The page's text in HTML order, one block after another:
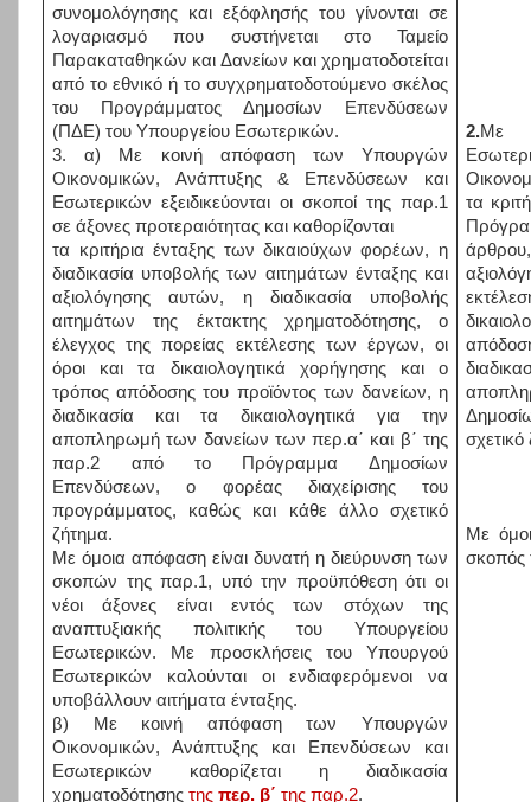
συνομολόγησης και εξόφλησής του γίνονται σε
λογαριασμό που συστήνεται στο Ταμείο
Παρακαταθηκών και Δανείων και χρηματοδοτείται
από το εθνικό ή το συγχρηματοδοτούμενο σκέλος
του Προγράμματος Δημοσίων Επενδύσεων
(ΠΔΕ) του Υπουργείου Εσωτερικών.
3. α) Με κοινή απόφαση των Υπουργών
Οικονομικών, Ανάπτυξης & Επενδύσεων και
Εσωτερικών εξειδικεύονται οι σκοποί της παρ.1
σε άξονες προτεραιότητας και καθορίζονται
τα κριτήρια ένταξης των δικαιούχων φορέων, η
διαδικασία υποβολής των αιτημάτων ένταξης και
αξιολόγησης αυτών, η διαδικασία υποβολής
αιτημάτων της έκτακτης χρηματοδότησης, ο
έλεγχος της πορείας εκτέλεσης των έργων, οι
όροι και τα δικαιολογητικά χορήγησης και ο
τρόπος απόδοσης του προϊόντος των δανείων, η
διαδικασία και τα δικαιολογητικά για την
αποπληρωμή των δανείων των περ.α΄ και β΄ της
παρ.2 από το Πρόγραμμα Δημοσίων
Επενδύσεων, ο φορέας διαχείρισης του
προγράμματος, καθώς και κάθε άλλο σχετικό
ζήτημα.
Με όμοια απόφαση είναι δυνατή η διεύρυνση των
σκοπών της παρ.1, υπό την προϋπόθεση ότι οι
νέοι άξονες είναι εντός των στόχων της
αναπτυξιακής πολιτικής του Υπουργείου
Εσωτερικών. Με προσκλήσεις του Υπουργού
Εσωτερικών καλούνται οι ενδιαφερόμενοι να
υποβάλλουν αιτήματα ένταξης.
β) Με κοινή απόφαση των Υπουργών
Οικονομικών, Ανάπτυξης και Επενδύσεων και
Εσωτερικών καθορίζεται η διαδικασία
χρηματοδότησηςτηςπερ. β΄ της παρ.2.
2.Με
τα
άρθρου,
Με
σκοπός